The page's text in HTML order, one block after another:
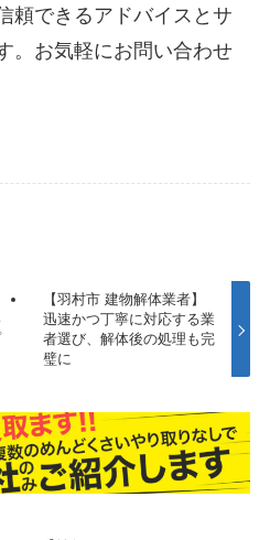
頼できるアドバイスとサ
。お気軽にお問い合わせ
【羽村市 建物解体業者】
迅速かつ丁寧に対応する業
者選び、解体後の処理も完
璧に